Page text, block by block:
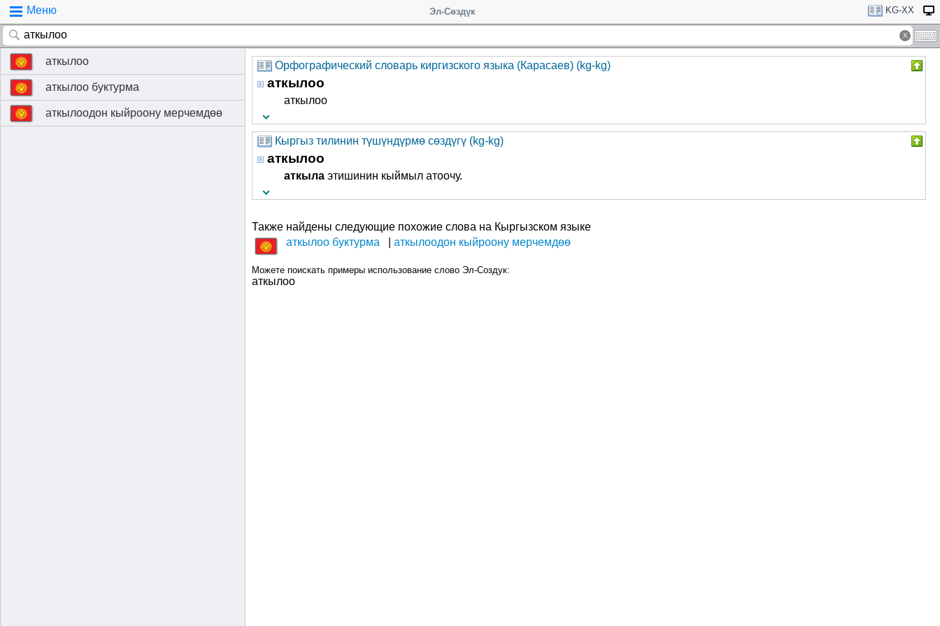
Меню Эл-Сөздүк KG-XX
аткылоо
аткылоо буктурма
аткылоодон кыйроону мерчемдөө
Орфографический словарь киргизского языка (Карасаев) (kg-kg)
аткылоо
аткылоо
Кыргыз тилинин түшүндүрмө сөздүгү (kg-kg)
аткылоо
аткыла этишинин кыймыл атоочу.
Также найдены следующие похожие слова на Кыргызском языке
аткылоо буктурма
аткылоодон кыйроону мерчемдөө
Можете поискать примеры использование слово Эл-Создук:
аткылоо